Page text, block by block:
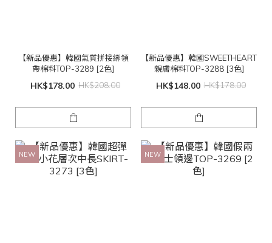
【新品優惠】韓國氣質拼接綁領
帶棉料TOP-3289 [2色]
HK$178.00 HK$208.00
【新品優惠】韓國SWEETHEART
親膚棉料TOP-3288 [3色]
HK$148.00 HK$178.00
NEW NEW